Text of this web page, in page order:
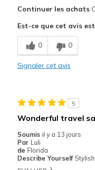
Comfortable
Stylish
View On Shoes
I'm
Continuer les achats
Est-ce que cet avis
0 0
Signaler cet avis
5
Wonderful travel
Soumis il y a 13 jours
Par Luli
de Florida
Describe Yourself Stylish